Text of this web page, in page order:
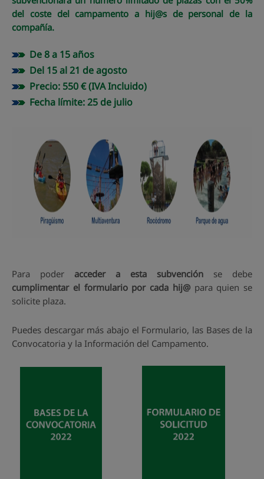
del coste del campamento a hij@s de personal de la
compañía.
De 8 a 15 años
Del 15 al 21 de agosto
Precio: 550 € (IVA Incluido)
Fecha límite: 25 de julio
Para poder acceder a esta subvención se debe
cumplimentar el formulario por cada hij@para quien se
solicite plaza.
Puedes descargar más abajo el Formulario, las Bases de la
Convocatoria y la Información del Campamento.